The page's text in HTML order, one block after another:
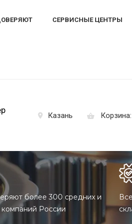
СЕРВИСНЫЕ ЦЕНТРЫ
Казань
более 300 средних и
компаний России